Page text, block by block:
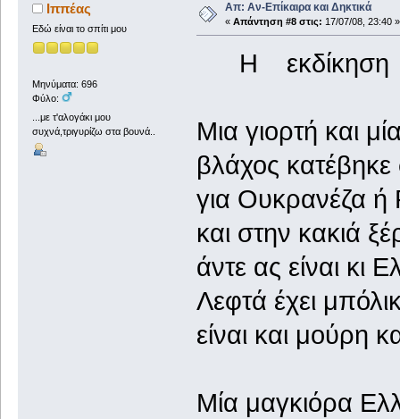
Ιππέας
Εδώ είναι το σπίτι μου
Μηνύματα: 696
Φύλο:
...με τ'αλογάκι μου
συχνά,τριγυρίζω στα βουνά..
Απ: Αν-Επίκαιρα και Δηκτικά
« Απάντηση #8 στις: 17/07/08, 23:40 »
Η εκδίκηση
Μια γιορτή και
βλάχος
για Ουκρανέζα ή
και στην κακιά
άντε ας είναι κι
Λεφτά έχει
είναι και μούρη
Μία μαγκιόρα